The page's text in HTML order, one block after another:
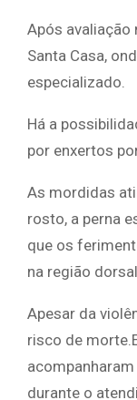
Após avaliação
Santa Casa,
especializado.
Há a
por enxertos
As mordidas
rosto, a perna
que os
na região
Apesar da
risco de
acompanharam
durante o